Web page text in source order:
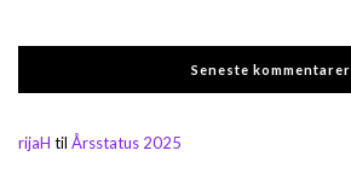
Seneste kommentarer
rijaH til Årsstatus 2025